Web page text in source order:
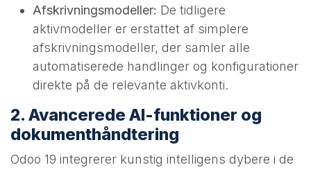
Afskrivningsmodeller: De tidligere
aktivmodeller er erstattet af simplere
afskrivningsmodeller, der samler alle
automatiserede handlinger og konfigurationer
direkte på de relevante aktivkonti.
2. Avancerede AI-funktioner og
dokumenthåndtering
Odoo 19 integrerer kunstig intelligens dybere i de